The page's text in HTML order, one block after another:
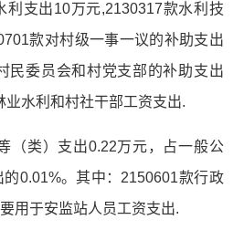
利支出10万元,2130317款水利技
款对村级一事一议的补助支出
民委员会和村党支部的补助支出
业水利和村社干部工资支出.
（类）支出0.22万元，占一般公
0.01%。其中：2150601款行政
用于安监站人员工资支出.